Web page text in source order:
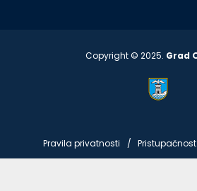
Copyright © 2025. Grad
Pravila privatnosti